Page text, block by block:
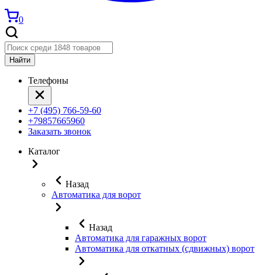
0
Найти
Телефоны
+7 (495) 766-59-60
+79857665960
Заказать звонок
Каталог
Назад
Автоматика для ворот
Назад
Автоматика для гаражных ворот
Автоматика для откатных (сдвижных) ворот